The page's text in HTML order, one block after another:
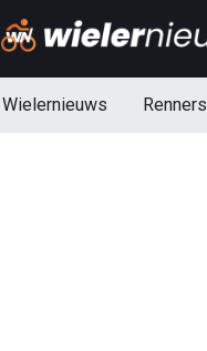
Wielernieuws Renners